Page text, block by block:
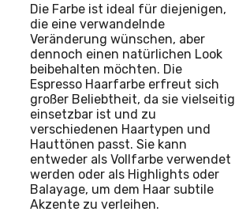
Die Farbe ist ideal für diejenigen,
die eine verwandelnde
Veränderung wünschen, aber
dennoch einen natürlichen Look
beibehalten möchten. Die
Espresso Haarfarbe erfreut sich
großer Beliebtheit, da sie vielseitig
einsetzbar ist und zu
verschiedenen Haartypen und
Hauttönen passt. Sie kann
entweder als Vollfarbe verwendet
werden oder als Highlights oder
Balayage, um dem Haar subtile
Akzente zu verleihen.